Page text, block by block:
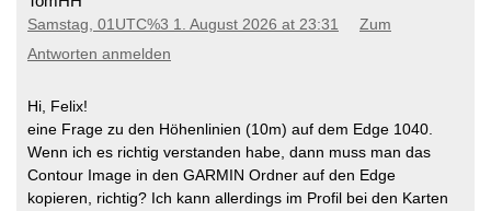
Samstag, 01UTC%3 1. August 2026 at 23:31
Zum
Antworten anmelden
Hi, Felix!
eine Frage zu den Höhenlinien (10m) auf dem Edge 1040.
Wenn ich es richtig verstanden habe, dann muss man das
Contour Image in den GARMIN Ordner auf den Edge
kopieren, richtig? Ich kann allerdings im Profil bei den Karten